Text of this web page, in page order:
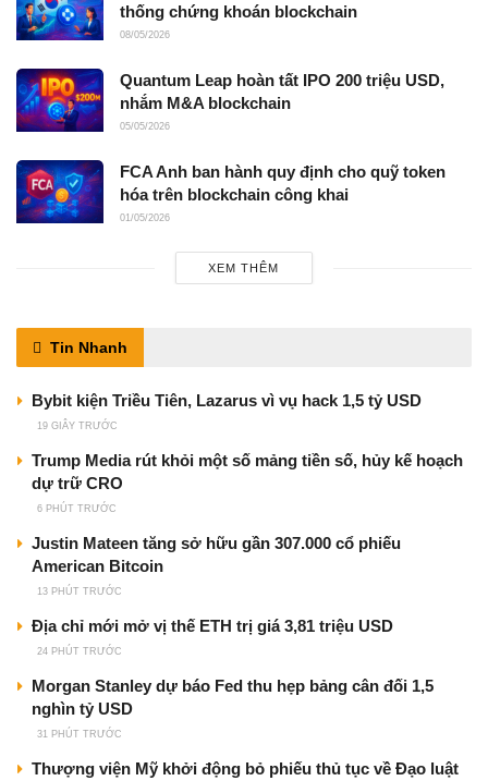
thống chứng khoán blockchain
08/05/2026
Quantum Leap hoàn tất IPO 200 triệu USD,
nhắm M&A blockchain
05/05/2026
FCA Anh ban hành quy định cho quỹ token
hóa trên blockchain công khai
01/05/2026
XEM THÊM
Tin Nhanh
Bybit kiện Triều Tiên, Lazarus vì vụ hack 1,5 tỷ USD
19 GIÂY TRƯỚC
Trump Media rút khỏi một số mảng tiền số, hủy kế hoạch
dự trữ CRO
6 PHÚT TRƯỚC
Justin Mateen tăng sở hữu gần 307.000 cổ phiếu
American Bitcoin
13 PHÚT TRƯỚC
Địa chỉ mới mở vị thế ETH trị giá 3,81 triệu USD
24 PHÚT TRƯỚC
Morgan Stanley dự báo Fed thu hẹp bảng cân đối 1,5
nghìn tỷ USD
31 PHÚT TRƯỚC
Thượng viện Mỹ khởi động bỏ phiếu thủ tục về Đạo luật